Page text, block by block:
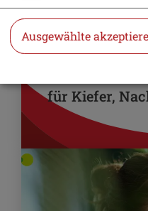
10.
NEU -
für Kiefer,
Ausgewählte